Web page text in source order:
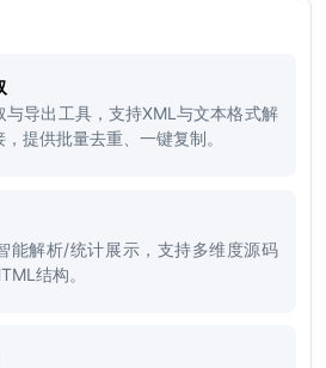
与导出工具，支持XML与文本格式解
提供批量去重、一键复制。
能解析/统计展示，支持多维度源码
结构。